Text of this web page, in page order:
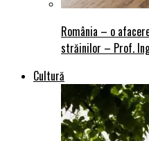
România – o
străinilor – Prof.
Cultură